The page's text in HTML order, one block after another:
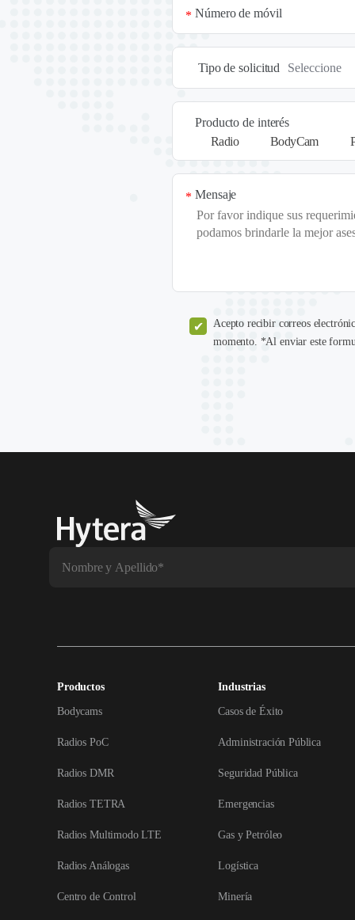
Número de móvil
*
Tipo de solicitud
Producto de interés
Radio
BodyCam
Mensaje
*
Acepto recibir correos
momento. *Al enviar este
Productos
Bodycams
Radios PoC
Radios DMR
Radios TETRA
Radios Multimodo LTE
Radios Análogas
Centro de Control
Industrias
Casos de Éxito
Administración Pública
Seguridad Pública
Emergencias
Gas y Petróleo
Logística
Minería